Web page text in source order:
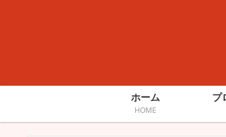
ホーム
HOME
プ